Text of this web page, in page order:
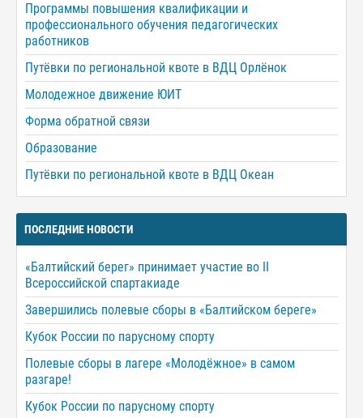
Программы повышения квалификации и
профессионального обучения педагогических
работников
Путёвки по региональной квоте в ВДЦ Орлёнок
Молодежное движение ЮИТ
Форма обратной связи
Образование
Путёвки по региональной квоте в ВДЦ Океан
ПОСЛЕДНИЕ НОВОСТИ
«Балтийский берег» принимает участие во II
Всероссийской спартакиаде
Завершились полевые сборы в «Балтийском береге»
Кубок России по парусному спорту
Полевые сборы в лагере «Молодёжное» в самом
разгаре!
Кубок России по парусному спорту